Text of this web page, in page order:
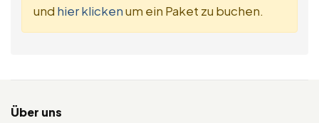
und hier klickenum ein Paket zu buchen.
Über uns